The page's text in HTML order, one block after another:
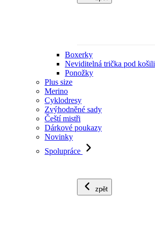
Boxerky
Neviditelná trička pod košili
Ponožky
Plus size
Merino
Cyklodresy
Zvýhodněné sady
Čeští mistři
Dárkové poukazy
Novinky
Spolupráce
zpět